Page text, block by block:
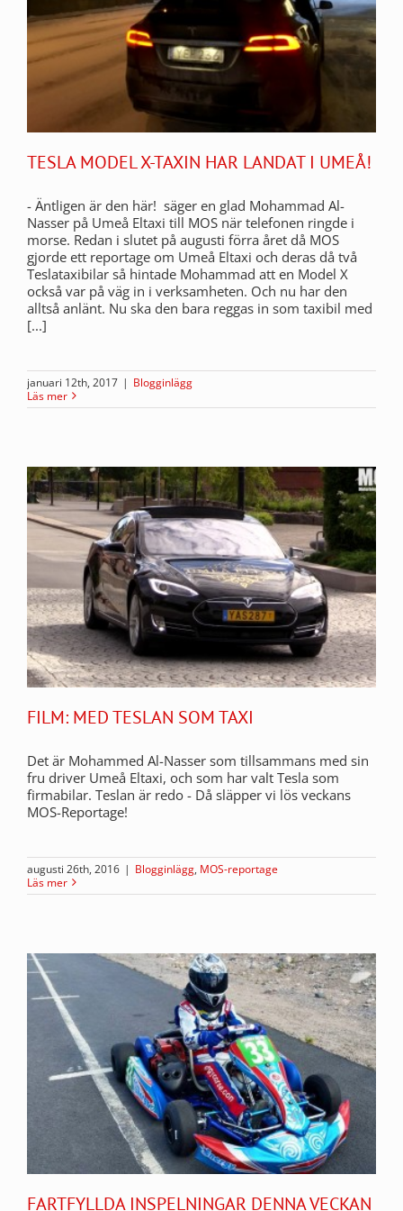
TESLA MODEL X-TAXIN HAR LANDAT I UMEÅ!
- Äntligen är den här! säger en glad Mohammad Al-
Nasser på Umeå Eltaxi till MOS när telefonen ringde i
morse. Redan i slutet på augusti förra året då MOS
gjorde ett reportage om Umeå Eltaxi och deras då två
Teslataxibilar så hintade Mohammad att en Model X
också var på väg in i verksamheten. Och nu har den
alltså anlänt. Nu ska den bara reggas in som taxibil med
[...]
januari 12th, 2017 | Blogginlägg
Läs mer
FILM: MED TESLAN SOM TAXI
Det är Mohammed Al-Nasser som tillsammans med sin
fru driver Umeå Eltaxi, och som har valt Tesla som
firmabilar. Teslan är redo - Då släpper vi lös veckans
MOS-Reportage!
augusti 26th, 2016 | Blogginlägg, MOS-reportage
Läs mer
FARTFYLLDA INSPELNINGAR DENNA VECKAN